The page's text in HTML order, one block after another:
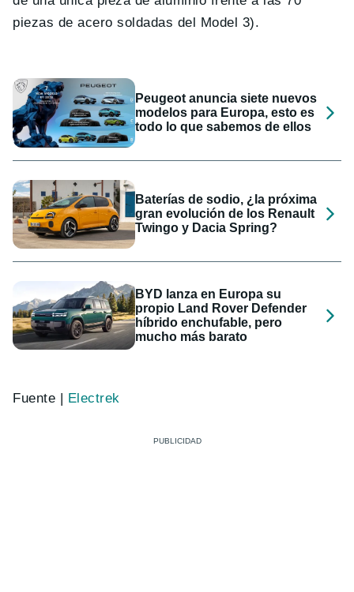
piezas de acero soldadas del Model 3).
Peugeot anuncia siete nuevos
modelos para Europa, esto es
todo lo que sabemos de ellos
Baterías de sodio, ¿la próxima
gran evolución de los Renault
Twingo y Dacia Spring?
BYD lanza en Europa su
propio Land Rover Defender
híbrido enchufable, pero
mucho más barato
Fuente | Electrek